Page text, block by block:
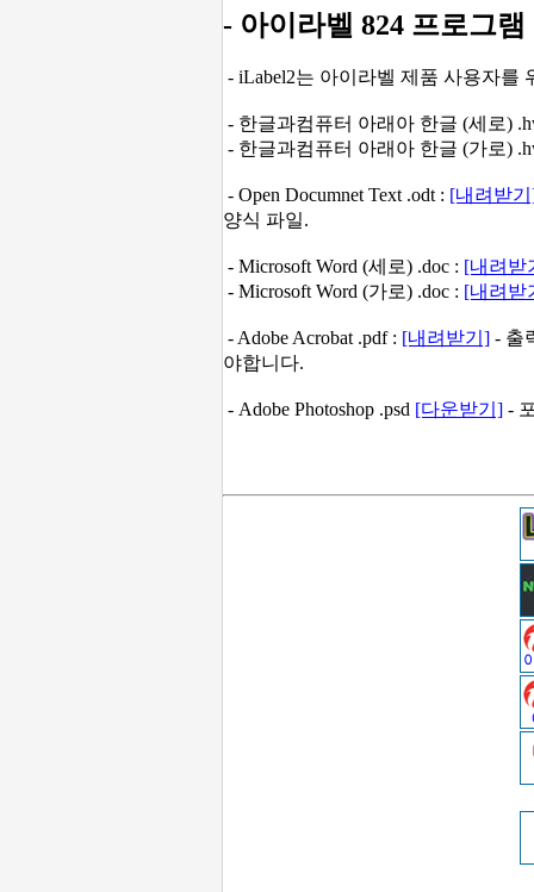
- 아이라벨 824 프로그
- iLabel2는 아이라벨 제품 사용자
- 한글과컴퓨터 아래아 한글 (세로)
- 한글과컴퓨터 아래아 한글 (가로)
- Open Documnet Text .odt : [내려받
양식 파일.
- Microsoft Word (세로) .doc : [내려받
- Microsoft Word (가로) .doc : [내려받
- Adobe Acrobat .pdf : [내려받기] - 출
야합니다.
- Adobe Photoshop .psd [다운받기] -